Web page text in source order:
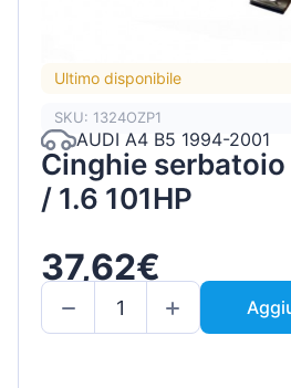
Ultimo disponibile
SKU: 1324OZP1
AUDI A4 B5 1994-2001
Cinghie
/ 1.6 101HP
37,62€